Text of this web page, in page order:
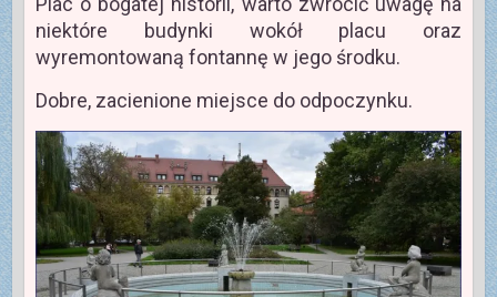
niektóre budynki wokół placu oraz
wyremontowaną fontannę w jego środku.
Dobre, zacienione miejsce do odpoczynku.